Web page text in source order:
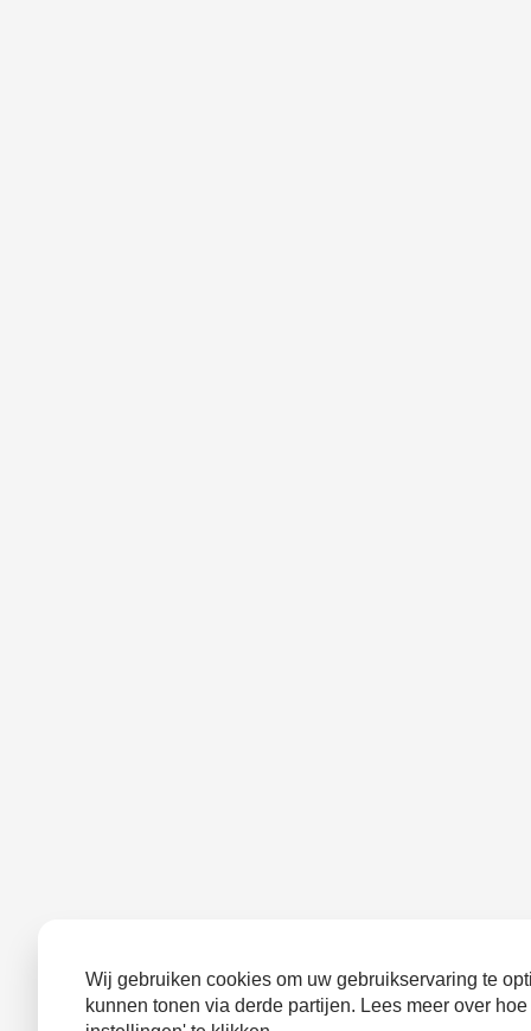
Wij gebruiken cookies om uw gebruikservaring te
kunnen tonen via derde partijen. Lees meer over